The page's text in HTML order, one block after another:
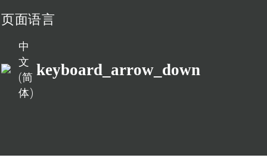
页面语言
中
文
(简
体)
keyboard_arrow_down